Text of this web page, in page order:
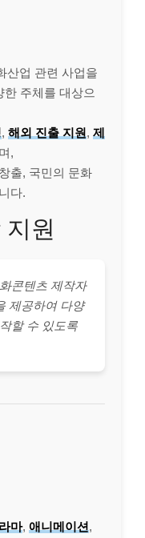
산업 관련 사업을
주체를 대상으
, 해외 진출 지원, 제
,
출, 국민의 문화
다.
원
콘텐츠 제작자
제공하여 다양
할 수 있도록
마, 애니메이션,